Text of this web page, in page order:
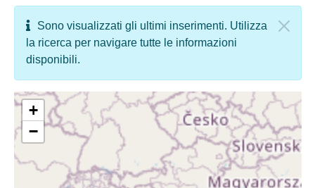
Sono visualizzati gli ultimi inserimenti. Utilizza
la ricerca per navigare tutte le informazioni
disponibili.
+
−